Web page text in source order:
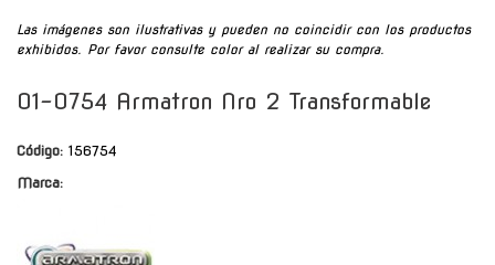
Las imágenes son ilustrativas y pueden no coincidir con los productos
exhibidos. Por favor consulte color al realizar su compra.
01-0754 Armatron Nro 2 Transformable
Código: 156754
Marca: